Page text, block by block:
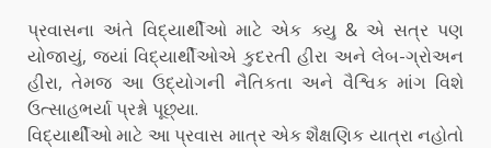
પ્રવાસના અંતે વિદ્યાર્થીઓ માટે એક ક્યુ & એ સત્ર પણ
યોજાયું, જ્યાં વિદ્યાર્થીઓએ કુદરતી હીરા અને લેબ-ગ્રોઅન
હીરા, તેમજ આ ઉદ્યોગની નૈતિકતા અને વૈશ્વિક માંગ વિશે
ઉત્સાહભર્યા પ્રશ્નો પૂછ્યા.
વિદ્યાર્થીઓ માટે આ પ્રવાસ માત્ર એક શૈક્ષણિક યાત્રા નહોતો